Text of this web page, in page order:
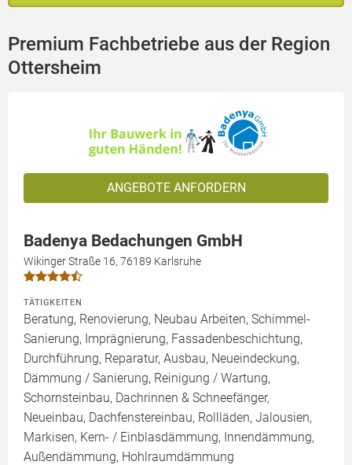
Premium Fachbetriebe aus der Region
Ottersheim
ANGEBOTE ANFORDERN
Badenya Bedachungen GmbH
Wikinger Straße 16, 76189 Karlsruhe
TÄTIGKEITEN
Beratung, Renovierung, Neubau Arbeiten, Schimmel-
Sanierung, Imprägnierung, Fassadenbeschichtung,
Durchführung, Reparatur, Ausbau, Neueindeckung,
Dämmung / Sanierung, Reinigung / Wartung,
Schornsteinbau, Dachrinnen & Schneefänger,
Neueinbau, Dachfenstereinbau, Rollläden, Jalousien,
Markisen, Kern- / Einblasdämmung, Innendämmung,
Außendämmung, Hohlraumdämmung